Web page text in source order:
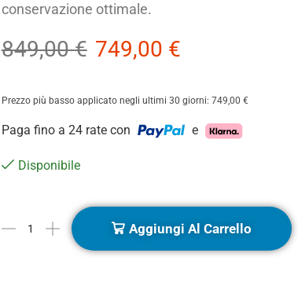
conservazione ottimale.
849,00€ 749,00 €
Prezzo più basso applicato negli ultimi 30 giorni: 749,00 €
Paga fino a 24 rate con e
Disponibile
Aggiungi Al Carrello